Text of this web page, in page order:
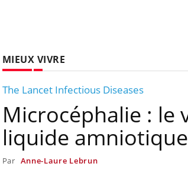
MIEUX VIVRE
The Lancet Infectious Diseases
Microcéphalie : le
liquide amniotique
Par Anne-Laure Lebrun